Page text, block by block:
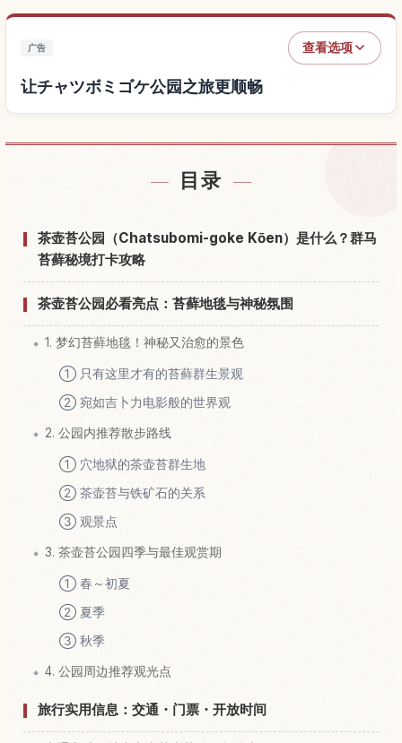
广告 查看选项
让チャツボミゴケ公园之旅更顺畅
目录
茶壶苔公园（Chatsubomi-goke Kōen）是什么？群马
苔藓秘境打卡攻略
茶壶苔公园必看亮点：苔藓地毯与神秘氛围
1. 梦幻苔藓地毯！神秘又治愈的景色
① 只有这里才有的苔藓群生景观
② 宛如吉卜力电影般的世界观
2. 公园内推荐散步路线
① 穴地狱的茶壶苔群生地
② 茶壶苔与铁矿石的关系
③ 观景点
3. 茶壶苔公园四季与最佳观赏期
① 春～初夏
② 夏季
③ 秋季
4. 公园周边推荐观光点
旅行实用信息：交通・门票・开放时间